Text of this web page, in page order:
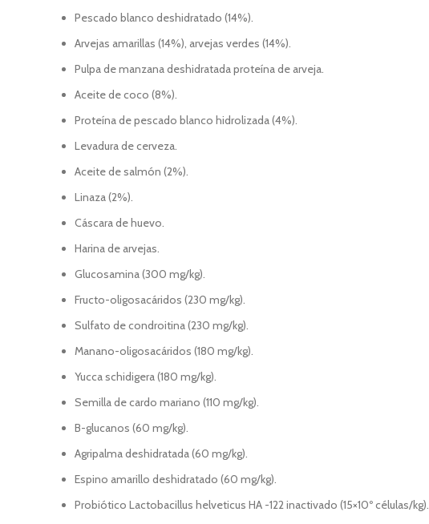
Pescado blanco deshidratado (14%).
Arvejas amarillas (14%), arvejas verdes (14%).
Pulpa de manzana deshidratada proteína de arveja.
Aceite de coco (8%).
Proteína de pescado blanco hidrolizada (4%).
Levadura de cerveza.
Aceite de salmón (2%).
Linaza (2%).
Cáscara de huevo.
Harina de arvejas.
Glucosamina (300 mg/kg).
Fructo-oligosacáridos (230 mg/kg).
Sulfato de condroitina (230 mg/kg).
Manano-oligosacáridos (180 mg/kg).
Yucca schidigera (180 mg/kg).
Semilla de cardo mariano (110 mg/kg).
B-glucanos (60 mg/kg).
Agripalma deshidratada (60 mg/kg).
Espino amarillo deshidratado (60 mg/kg).
Probiótico Lactobacillus helveticus HA -122 inactivado (15×10º células/kg).